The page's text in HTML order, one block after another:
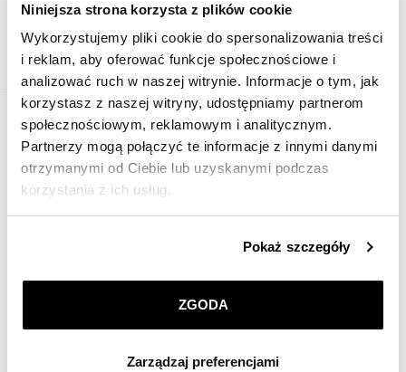
Niniejsza strona korzysta z plików cookie
Wykorzystujemy pliki cookie do spersonalizowania treści
i reklam, aby oferować funkcje społecznościowe i
analizować ruch w naszej witrynie. Informacje o tym, jak
korzystasz z naszej witryny, udostępniamy partnerom
społecznościowym, reklamowym i analitycznym.
Partnerzy mogą połączyć te informacje z innymi danymi
otrzymanymi od Ciebie lub uzyskanymi podczas
korzystania z ich usług.
przez nas plików cookie znajdziesz wPolityce
korzystamy. Możesz również wybrać jaki rodzaj plików
Pokaż szczegóły
ZGODA
Zarządzaj preferencjami
530 zł